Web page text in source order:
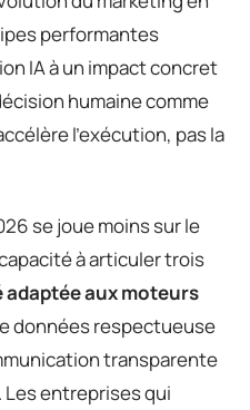
performantes
IA à un impact concret
humaine comme
l’exécution, pas la
se joue moins sur le
à articuler trois
aux moteurs
données respectueuse
transparente
entreprises qui